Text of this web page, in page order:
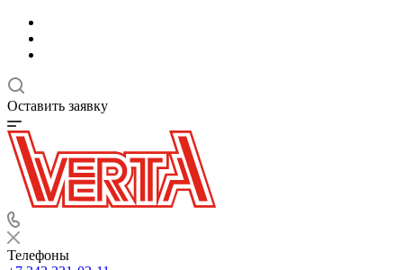
Оставить заявку
Телефоны